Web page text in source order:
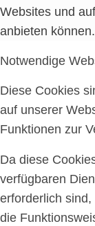
Websites und
anbieten können.
Notwendige
Diese Cookies
auf unserer
Funktionen zur
Da diese
verfügbaren
erforderlich
die